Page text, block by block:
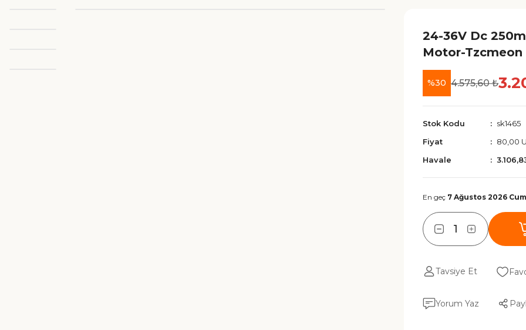
24-36V Dc
Motor-Tzcmeon
%30 4.575,60 ₺
Stok Kodu
sk1465
Fiyat
80,00
Havale
En geç 7 Ağustos 2026
Tavsiye Et
Yorum Yaz